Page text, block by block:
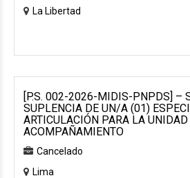
La Libertad
[P.S. 002-2026-MIDIS-PNPDS] –
SUPLENCIA DE UN/A (01)
ARTICULACIÓN PARA LA UNIDAD
ACOMPAÑAMIENTO
Cancelado
Lima